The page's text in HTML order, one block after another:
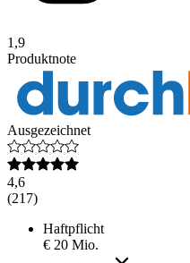
1,9
Produktnote
Ausgezeichnet
4,6
(217)
Haftpflicht
€ 20 Mio.